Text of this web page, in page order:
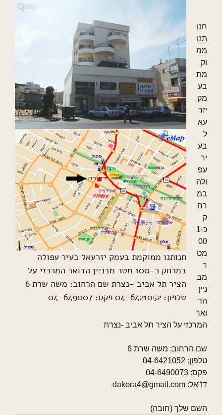
חנותנו ממוקמת בעמק יזרעאל בעיר עפולה
במרחק כ-100 מטר מבניין הדואר המרכזי על
הציר תל אביב -נצרת שם הרחוב: משה שרת 6
טלפון: 04-6421052 פקס: 04-649007
חנו
תנו
ממ
וק
מת
בע
מק
יזר
עא
ל
בע
יר
עפ
ולה
במ
רח
ק
כ-1
00
מט
ר
מב
ניין
הד
ואר
המרכזי על הציר תל אביב -נצרת
שם הרחוב: משה שרת 6
טלפון: 04-6421052
פקס: 04-6490073
דו“אל: dakora4@gmail.com
השם שלך (חובה)